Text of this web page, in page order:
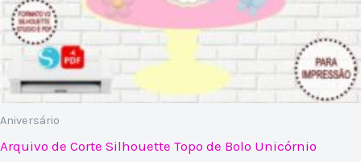
Aniversário
Arquivo de Corte Silhouette Topo de Bolo Unicórnio